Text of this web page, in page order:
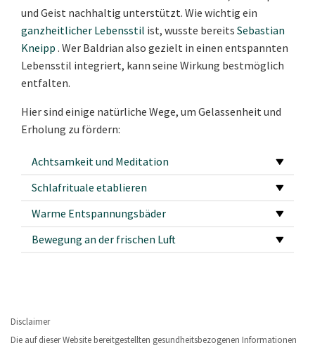
und Geist nachhaltig unterstützt. Wie wichtig ein
ganzheitlicher Lebensstil ist, wusste bereits Sebastian
Kneipp . Wer Baldrian also gezielt in einen entspannten
Lebensstil integriert, kann seine Wirkung bestmöglich
entfalten.
Hier sind einige natürliche Wege, um Gelassenheit und
Erholung zu fördern:
Achtsamkeit und Meditation
Schlafrituale etablieren
Warme Entspannungsbäder
Bewegung an der frischen Luft
Disclaimer
Die auf dieser Website bereitgestellten gesundheitsbezogenen Informationen